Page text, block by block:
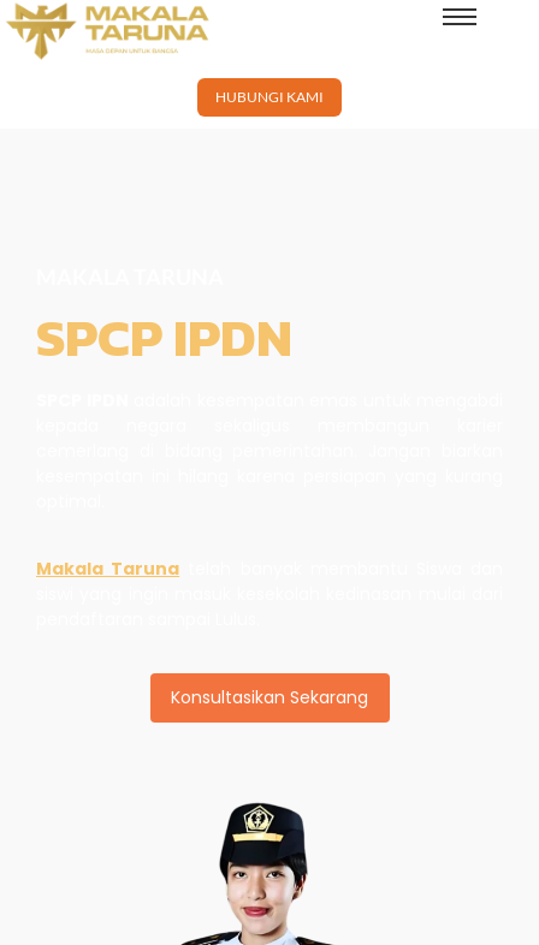
HUBUNGI KAMI
SPCP IPDN
Makala Taruna
Konsultasikan Sekarang